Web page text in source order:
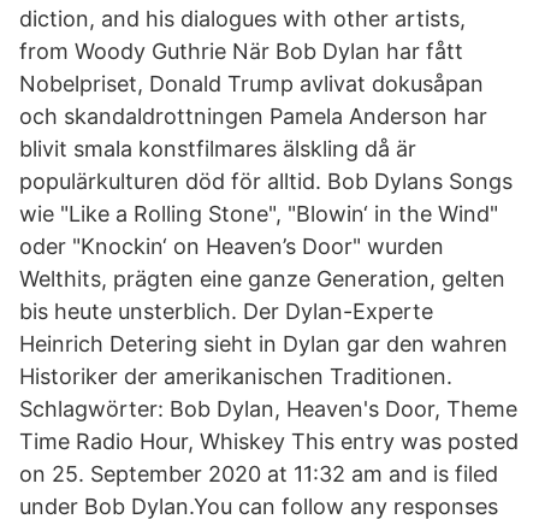
diction, and his dialogues with other artists,
from Woody Guthrie När Bob Dylan har fått
Nobelpriset, Donald Trump avlivat dokusåpan
och skandaldrottningen Pamela Anderson har
blivit smala konstfilmares älskling då är
populärkulturen död för alltid. Bob Dylans Songs
wie "Like a Rolling Stone", "Blowin‘ in the Wind"
oder "Knockin‘ on Heaven’s Door" wurden
Welthits, prägten eine ganze Generation, gelten
bis heute unsterblich. Der Dylan-Experte
Heinrich Detering sieht in Dylan gar den wahren
Historiker der amerikanischen Traditionen.
Schlagwörter: Bob Dylan, Heaven's Door, Theme
Time Radio Hour, Whiskey This entry was posted
on 25. September 2020 at 11:32 am and is filed
under Bob Dylan.You can follow any responses